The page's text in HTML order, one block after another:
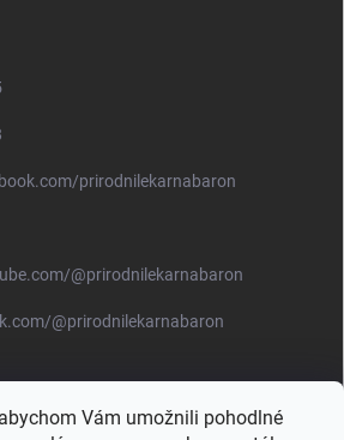
Vám umožnili pohodlné
prirodnilekarnabaron
@prirodnilekarnabaron
@prirodnilekarnabaron